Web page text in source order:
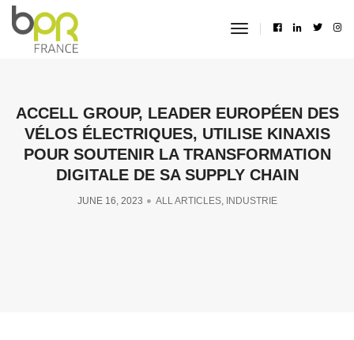
toggle
ACCELL GROUP, LEADER EUROPÉEN DES
VÉLOS ÉLECTRIQUES, UTILISE KINAXIS
POUR SOUTENIR LA TRANSFORMATION
DIGITALE DE SA SUPPLY CHAIN
JUNE 16, 2023 ALL ARTICLES, INDUSTRIE